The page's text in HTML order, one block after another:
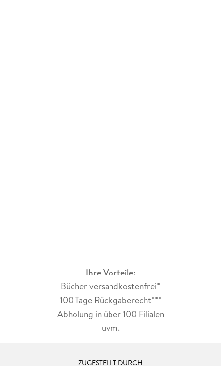
Ihre Vorteile:
Bücher versandkostenfrei*
100 Tage Rückgaberecht***
Abholung in über 100 Filialen
uvm.
ZUGESTELLT DURCH